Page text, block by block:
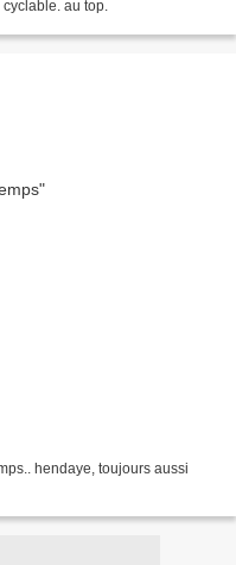
au top.
hendaye, toujours aussi